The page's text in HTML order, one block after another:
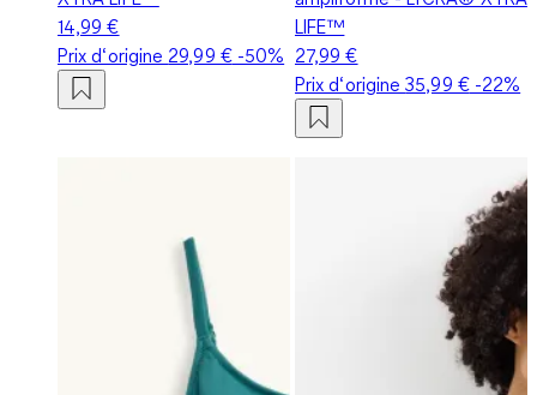
14,99 €
Prix d‘origine 29,99 €-50%
LIFE™
27,99 €
Prix d‘origine35,99 €-22%